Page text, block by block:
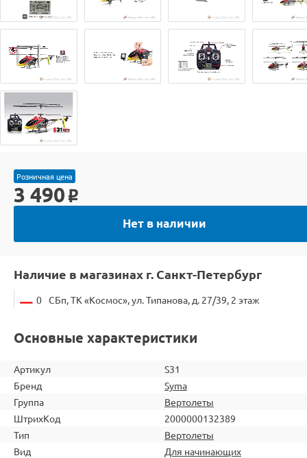
Розничная цена
3 490 o
Нет в наличии
Наличие в магазинах г. Санкт-Петербург
0 СБп, ТК «Космос», ул. Типанова, д. 27/39, 2 этаж
Основные характеристики
Артикул
S31
Бренд
Syma
Группа
Вертолеты
ШтрихКод
2000000132389
Тип
Вертолеты
Вид
Для начинающих